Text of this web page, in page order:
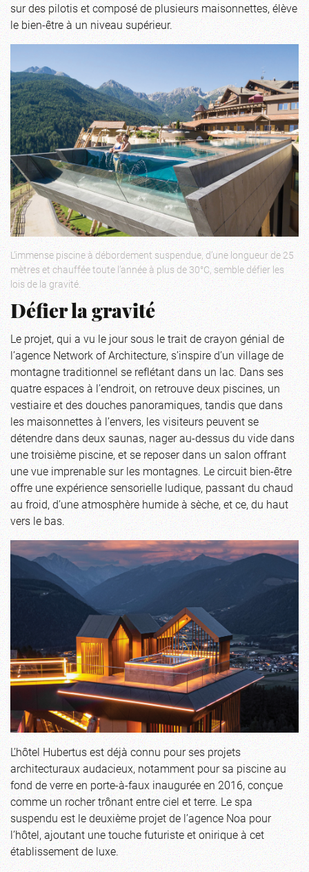
sur des pilotis et composé de plusieurs maisonnettes, élève
le bien-être à un niveau supérieur.
L’immense piscine à débordement suspendue, d’une longueur de 25
mètres et chauffée toute l’année à plus de 30°C, semble défier les
lois de la gravité.
Défier la gravité
Le projet, qui a vu le jour sous le trait de crayon génial de
l’agence Network of Architecture, s’inspire d’un village de
montagne traditionnel se reflétant dans un lac. Dans ses
quatre espaces à l’endroit, on retrouve deux piscines, un
vestiaire et des douches panoramiques, tandis que dans
les maisonnettes à l’envers, les visiteurs peuvent se
détendre dans deux saunas, nager au-dessus du vide dans
une troisième piscine, et se reposer dans un salon offrant
une vue imprenable sur les montagnes. Le circuit bien-être
offre une expérience sensorielle ludique, passant du chaud
au froid, d’une atmosphère humide à sèche, et ce, du haut
vers le bas.
L’hôtel Hubertus est déjà connu pour ses projets
architecturaux audacieux, notamment pour sa piscine au
fond de verre en porte-à-faux inaugurée en 2016, conçue
comme un rocher trônant entre ciel et terre. Le spa
suspendu est le deuxième projet de l’agence Noa pour
l’hôtel, ajoutant une touche futuriste et onirique à cet
établissement de luxe.